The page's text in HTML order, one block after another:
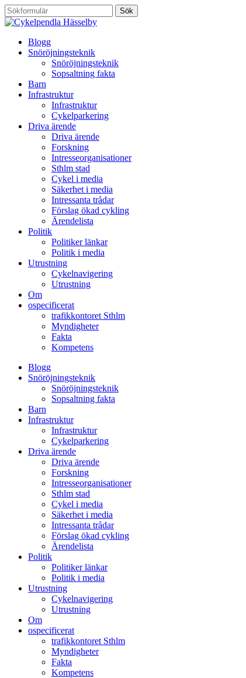
Blogg
Snöröjningsteknik
Snöröjningsteknik
Sopsaltning fakta
Barn
Infrastruktur
Infrastruktur
Cykelparkering
Driva ärende
Driva ärende
Forskning
Intresseorganisationer
Sthlm stad
Cykel i media
Säkerhet i media
Intressanta trådar
Förslag ökad cykling
Ärendelista
Politik
Politiker länkar
Politik i media
Utrustning
Cykelnavigering
Utrustning
Om
ospecificerat
trafikkontoret Sthlm
Myndigheter
Fakta
Kompetens
Blogg
Snöröjningsteknik
Snöröjningsteknik
Sopsaltning fakta
Barn
Infrastruktur
Infrastruktur
Cykelparkering
Driva ärende
Driva ärende
Forskning
Intresseorganisationer
Sthlm stad
Cykel i media
Säkerhet i media
Intressanta trådar
Förslag ökad cykling
Ärendelista
Politik
Politiker länkar
Politik i media
Utrustning
Cykelnavigering
Utrustning
Om
ospecificerat
trafikkontoret Sthlm
Myndigheter
Fakta
Kompetens